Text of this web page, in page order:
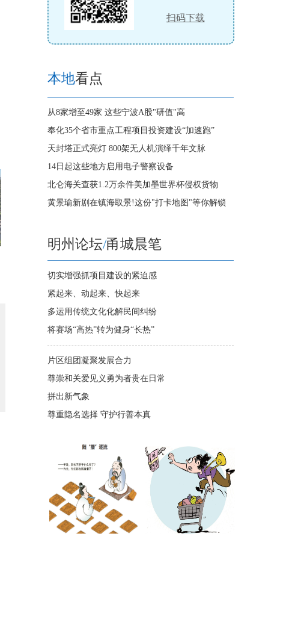
扫码下载
本地看点
从8家增至49家 这些宁波A股"研值"高
奉化35个省市重点工程项目投资建设“加速跑”
天封塔正式亮灯 800架无人机演绎千年文脉
14日起这些地方启用电子警察设备
北仑海关查获1.2万余件美加墨世界杯侵权货物
黄景瑜新剧在镇海取景!这份"打卡地图"等你解锁
明州论坛/甬城晨笔
切实增强抓项目建设的紧迫感
紧起来、动起来、快起来
多运用传统文化化解民间纠纷
将赛场“高热”转为健身“长热”
片区组团凝聚发展合力
尊崇和关爱见义勇为者贵在日常
拼出新气象
尊重隐名选择 守护行善本真